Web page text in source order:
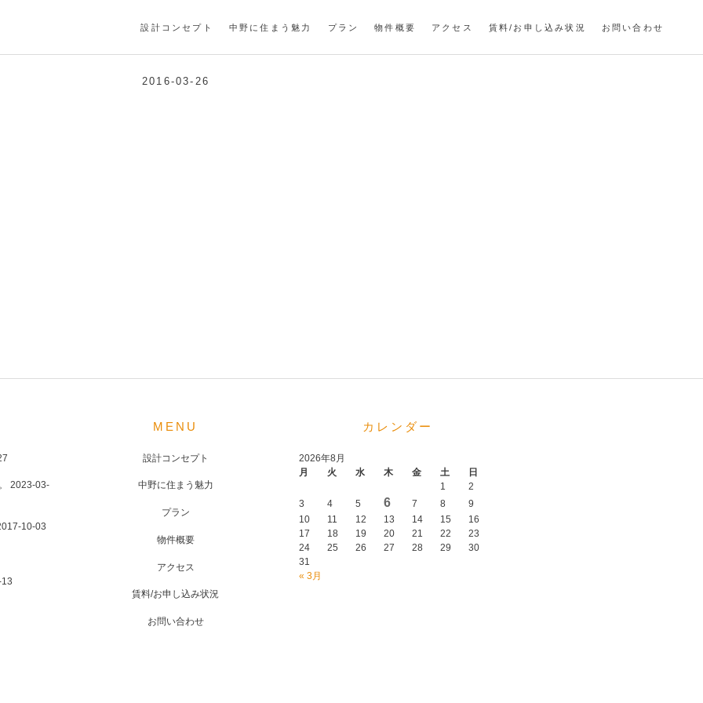
設計コンセプト 中野に住まう魅力 プラン 物件概要 アクセス 賃料/お申し込み状況 お問い合わせ
3DSC00742
2016-03-26
2023-03-
10-03
MENU
設計コンセプト
中野に住まう魅力
プラン
物件概要
アクセス
賃料/お申し込み状況
お問い合わせ
カレンダー
2026年8月
月
火 水 木 金 土 日
« 3月
1
2
3
4 5 6 7 8
9
10
11 12 13 14 15
16
17
18 19 20 21 22
23
24
25 26 27 28 29
30
31